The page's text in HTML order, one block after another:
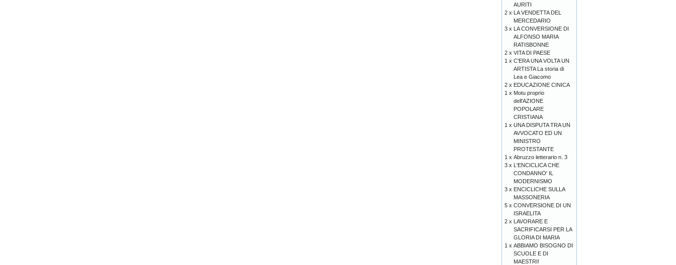
AURITI
2 x LA VENDETTA DEL
MERCEDARIO
3 x LA CONVERSIONE DI
ALFONSO MARIA
RATISBONNE
2 x VITA DI PAESE
1 x C'ERA UNA VOLTA UN
ARTISTA La storia di
Lea e Giacomo
2 x EDUCAZIONE CINICA
1 x Motu proprio
dell'AZIONE
POPOLARE
CRISTIANA
1 x UNA DISPUTA TRA UN
AVVOCATO ED UN
MINISTRO
PROTESTANTE
1 x Abruzzo letterario n. 3
3 x L'ENCICLICA CHE
CONDANNO' IL
MODERNISMO
3 x ENCICLICHE SULLA
MASSONERIA
5 x CONVERSIONE DI UN
ISRAELITA
2 x LAVORARE E
SACRIFICARSI PER LA
GLORIA DI MARIA
1 x ABBIAMO BISOGNO DI
SCUOLE E DI
MAESTRI!